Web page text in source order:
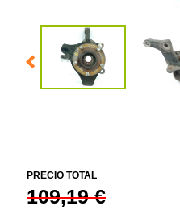
PRECIO TOTAL
109,19 €